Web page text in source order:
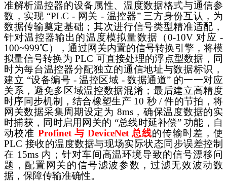
准解析温控器的设备属性、温度数据格式与通信参
数，实现 “PLC - 网关 - 温控器” 三方身份互认，为
数据传输奠定基础；其次进行信号类型精准适配，
针对温控器输出的温度模拟量数据（0-10V 对应 -
100~999℃），通过网关内置的信号转换引擎，将模
拟量信号转换为 PLC 可直接处理的浮点型数据，同
时为每台温控器分配独立的通信地址与数据标识，
建立 “设备编号 - 温控区域 - 数据通道” 的一一对应
关系，避免多区域温控数据混淆；最后建立高精度
时序同步机制，结合橡塑生产 10 秒 / 件的节拍，将
网关数据采集周期设定为 8ms，确保温度数据的实
时捕获，同时启用网关的 “总线时延补偿” 功能，自
动校准 Profinet 与 DeviceNet 总线的传输时差，使
PLC 接收的温度数据与现场实际状态同步误差控制
在 15ms 内；针对车间高温环境导致的信号漂移问
题，配置网关的信号滤波参数，过滤无效波动数
据，保障传输准确性。